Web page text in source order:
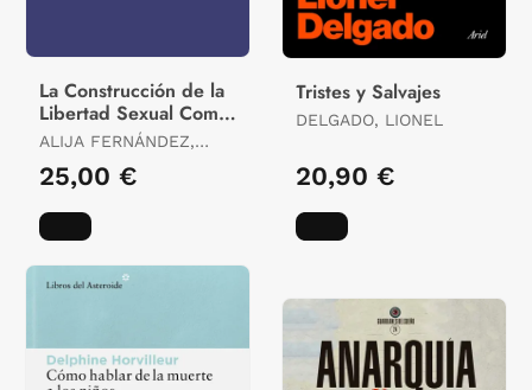
La Construcción de la
Libertad Sexual Como
Derecho Humano
ALIJA FERNÁNDEZ,
25,00 €
Tristes y Salvajes
DELGADO, LIONEL
20,90 €